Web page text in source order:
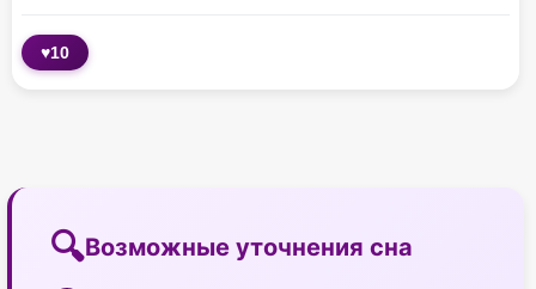
♥10
Возможные уточнения сна